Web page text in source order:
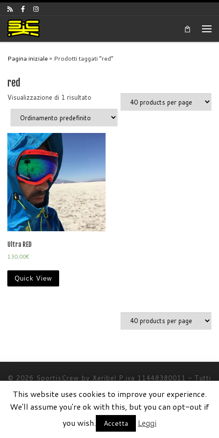
Skip to content
Pagina iniziale » Prodotti taggati “red”
red
Visualizzazione di 1 risultato
Ultra RED
130,00€
Quick View
© 2026 SportisCrew by Xeribel P.iva 11448380011 – Tutti
xeribel.com
This website uses cookies to improve your experience.
We'll assume you're ok with this, but you can opt-out if
you wish.
Accetta Leggi